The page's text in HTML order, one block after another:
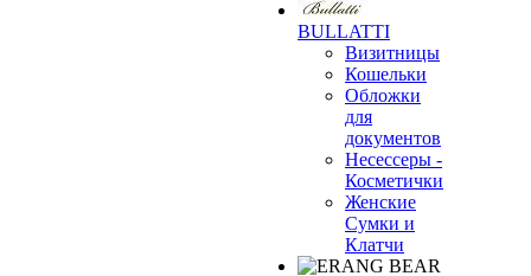
BULLATTI
Визитницы
Кошельки
Обложки
для
документов
Несессеры -
Косметички
Женские
Сумки и
Клатчи